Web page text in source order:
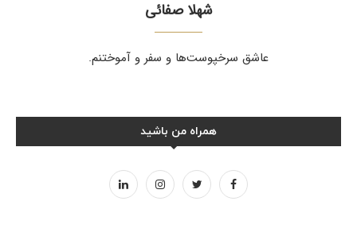
شهلا صفائی
عاشق سرخپوست‌ها و سفر و آموختنم.
همراه من باشید